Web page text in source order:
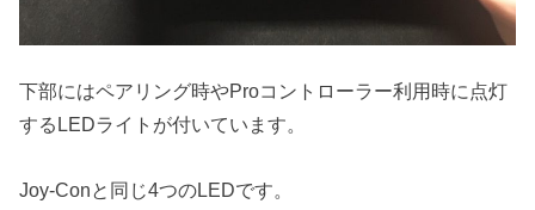
下部にはペアリング時やProコントローラー利用時に点灯
するLEDライトが付いています。
Joy-Conと同じ4つのLEDです。